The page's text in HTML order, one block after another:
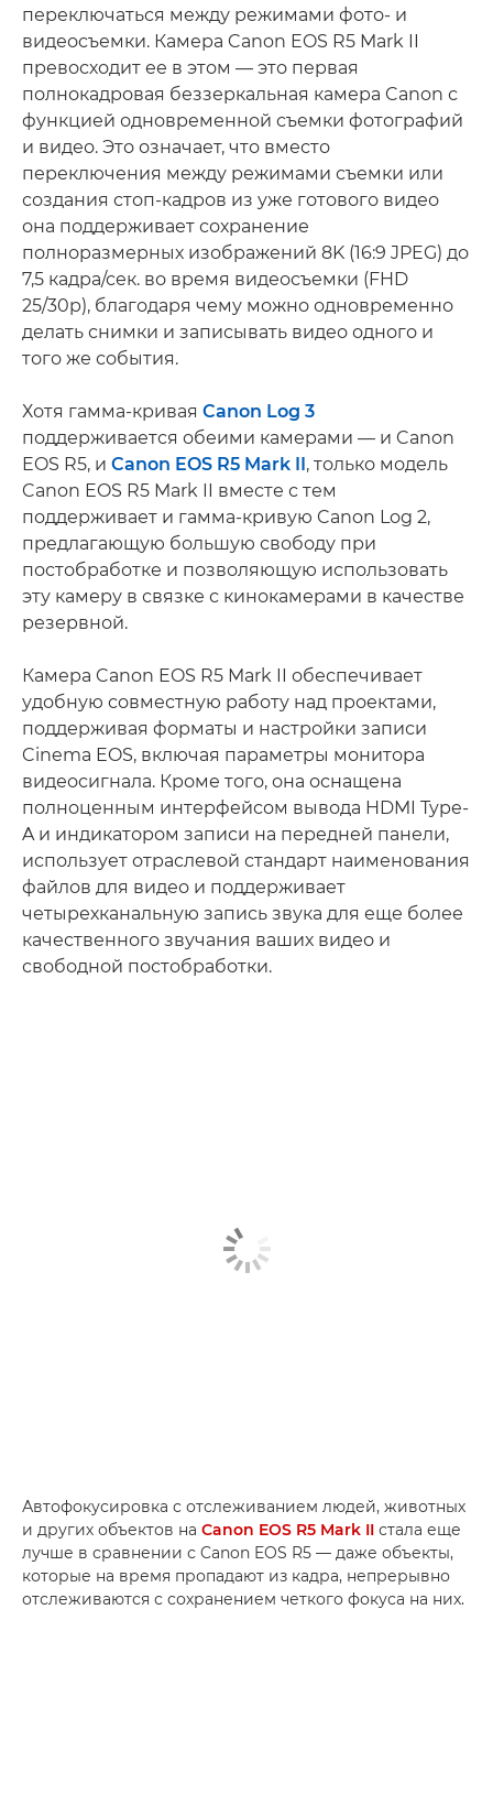
переключаться между режимами фото- и
видеосъемки. Камера Canon EOS R5 Mark II
превосходит ее в этом — это первая
полнокадровая беззеркальная камера Canon с
функцией одновременной съемки фотографий
и видео. Это означает, что вместо
переключения между режимами съемки или
создания стоп-кадров из уже готового видео
она поддерживает сохранение
полноразмерных изображений 8K (16:9 JPEG) до
7,5 кадра/сек. во время видеосъемки (FHD
25/30p), благодаря чему можно одновременно
делать снимки и записывать видео одного и
того же события.
Хотя гамма-кривая Canon Log 3
поддерживается обеими камерами — и Canon
EOS R5, и Canon EOS R5 Mark II , только ­модель
Canon EOS R5 Mark II вместе с тем
поддерживает и гамма-кривую Canon Log 2,
предлагающую большую свободу при
постобработке и позволяющую использовать
эту камеру в связке с кинокамерами в качестве
резервной.
Камера Canon EOS R5 Mark II обеспечивает
удобную совместную работу над проектами,
поддерживая форматы и настройки записи
Cinema EOS, включая параметры монитора
видеосигнала. Кроме того, она оснащена
полноценным интерфейсом вывода HDMI Type-
A и индикатором записи на передней панели,
использует отраслевой стандарт наименования
файлов для видео и поддерживает
четырехканальную запись звука для еще более
качественного звучания ваших видео и
свободной постобработки.
Автофокусировка с отслеживанием людей, животных
и других объектов на Canon EOS R5 Mark II стала еще
лучше в сравнении с Canon EOS R5 — даже объекты,
которые на время пропадают из кадра, непрерывно
отслеживаются с сохранением четкого фокуса на них.